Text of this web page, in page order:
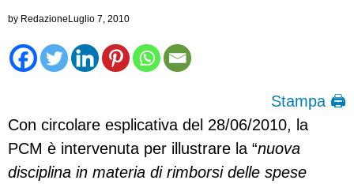
by RedazioneLuglio 7, 2010
Stampa 🖨
Con circolare esplicativa del 28/06/2010, la
PCM è intervenuta per illustrare la “nuova
disciplina in materia di rimborsi delle spese